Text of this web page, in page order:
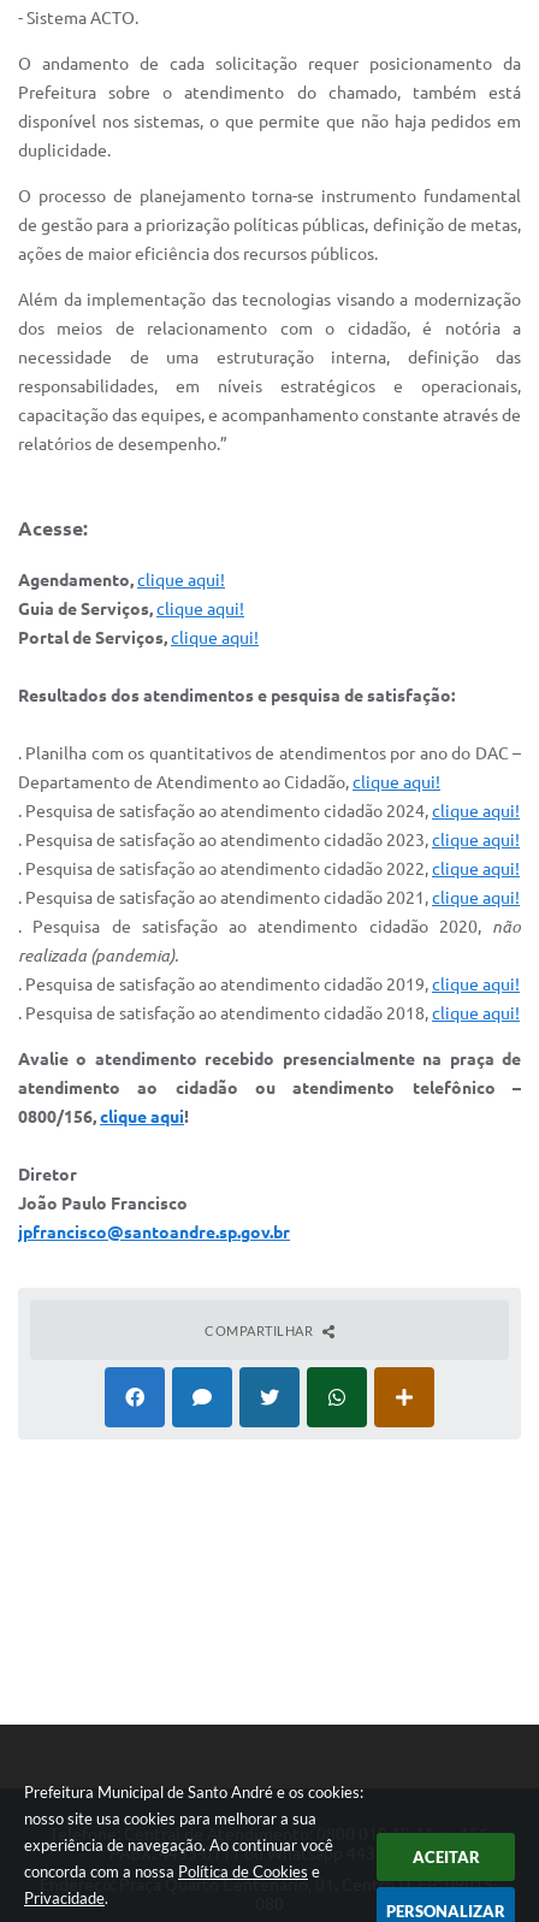
Prefeitura Municipal de Santo André e os cookies:
nosso site usa cookies para melhorar a sua
experiência de navegação. Ao continuar você
concorda com a nossa Política de Cookies e
Privacidade.
ACEITAR
PERSONALIZAR
- Sistema ACTO.
O andamento de cada solicitação requer posicionamento da
Prefeitura sobre o atendimento do chamado, também está
disponível nos sistemas, o que permite que não haja pedidos em
duplicidade.
O processo de planejamento torna-se instrumento fundamental
de gestão para a priorização políticas públicas, definição de metas,
ações de maior eficiência dos recursos públicos.
Além da implementação das tecnologias visando a modernização
dos meios de relacionamento com o cidadão, é notória a
necessidade de uma estruturação interna, definição das
responsabilidades, em níveis estratégicos e operacionais,
capacitação das equipes, e acompanhamento constante através de
relatórios de desempenho.”
Acesse:
Agendamento,clique aqui!
Guia de Serviços,clique aqui!
Portal de Serviços,clique aqui!
Resultados dos atendimentos e pesquisa de satisfação:
. Planilha com os quantitativos de atendimentos por ano do DAC –
Departamento de Atendimento ao Cidadão,clique aqui!
. Pesquisa de satisfação ao atendimento cidadão 2024,clique aqui!
. Pesquisa de satisfação ao atendimento cidadão 2023,clique aqui!
. Pesquisa de satisfação ao atendimento cidadão 2022,clique aqui!
. Pesquisa de satisfação ao atendimento cidadão 2021,clique aqui!
. Pesquisa de satisfação ao atendimento cidadão 2020, não
realizada (pandemia).
. Pesquisa de satisfação ao atendimento cidadão 2019,clique aqui!
. Pesquisa de satisfação ao atendimento cidadão 2018,clique aqui!
Avalie o atendimento recebido presencialmente na praça de
atendimento ao cidadão ou atendimento telefônico –
0800/156,clique aqui!
Diretor
João Paulo Francisco
jpfrancisco@santoandre.sp.gov.br
COMPARTILHAR
Telefone: Central de Atendimento: 0800 019 19 44 ou 156
PABX: 4433-0111 ou Whatsapp 4433-0123
Endereço: Praça Quarto Centenário, 01, Centro | CEP: 09015-